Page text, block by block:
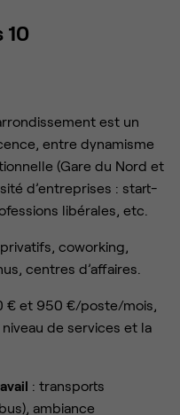
10
est un
entre dynamisme
(Gare du Nord et
d’entreprises : start-
libérales, etc.
coworking,
centres d’affaires.
€ et 950 €/poste/mois,
de services et la
: transports
ambiance